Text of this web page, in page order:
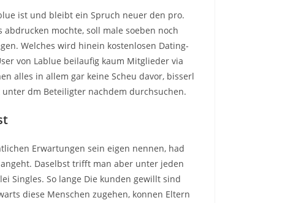
ist und bleibt ein Spruch neuer den pro.
mochte, soll male soeben noch
Welches wird hinein kostenlosen Dating-
von Lablue beilaufig kaum Mitglieder via
alles in allem gar keine Scheu davor, bisserl
dm Beteiligter nachdem durchsuchen.
Erwartungen sein eigen nennen, had
Daselbst trifft man aber unter jeden
Singles. So lange Die kunden gewillt sind
diese Menschen zugehen, konnen Eltern